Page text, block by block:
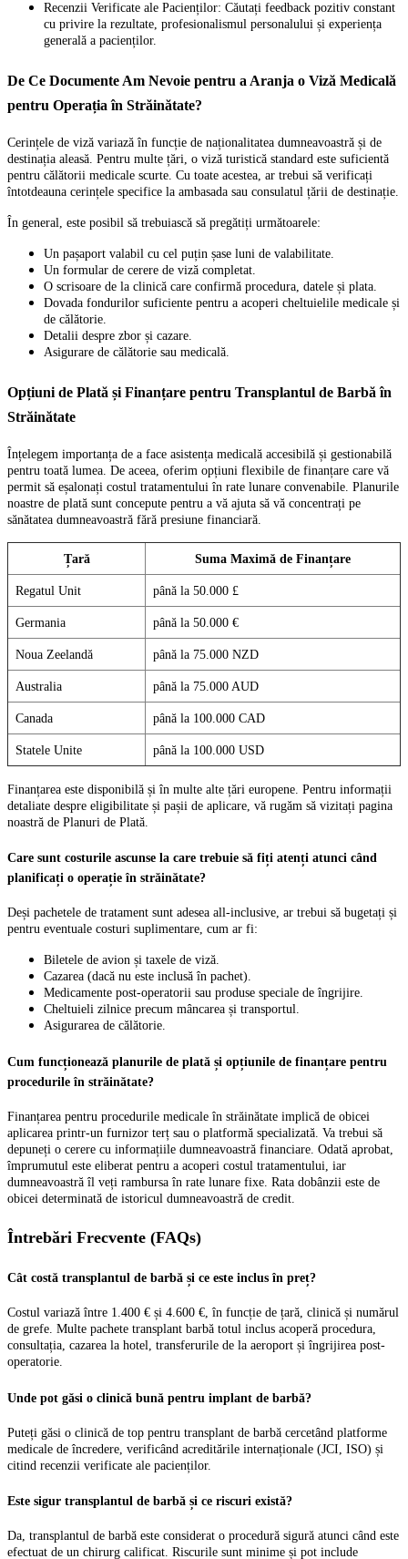
Recenzii Verificate ale Pacienților: Căutați feedback pozitiv constant
cu privire la rezultate, profesionalismul personalului și experiența
generală a pacienților.
De Ce Documente Am Nevoie pentru a Aranja o Viză Medicală
pentru Operația în Străinătate?
Cerințele de viză variază în funcție de naționalitatea dumneavoastră și de
destinația aleasă. Pentru multe țări, o viză turistică standard este suficientă
pentru călătorii medicale scurte. Cu toate acestea, ar trebui să verificați
întotdeauna cerințele specifice la ambasada sau consulatul țării de destinație.
În general, este posibil să trebuiască să pregătiți următoarele:
Un pașaport valabil cu cel puțin șase luni de valabilitate.
Un formular de cerere de viză completat.
O scrisoare de la clinică care confirmă procedura, datele și plata.
Dovada fondurilor suficiente pentru a acoperi cheltuielile medicale și
de călătorie.
Detalii despre zbor și cazare.
Asigurare de călătorie sau medicală.
Opțiuni de Plată și Finanțare pentru Transplantul de Barbă în
Străinătate
Înțelegem importanța de a face asistența medicală accesibilă și gestionabilă
pentru toată lumea. De aceea, oferim opțiuni flexibile de finanțare care vă
permit să eșalonați costul tratamentului în rate lunare convenabile. Planurile
noastre de plată sunt concepute pentru a vă ajuta să vă concentrați pe
sănătatea dumneavoastră fără presiune financiară.
Țară Suma Maximă de Finanțare
Regatul Unit până la 50.000 £
Germania până la 50.000 €
Noua Zeelandă până la 75.000 NZD
Australia până la 75.000 AUD
Canada până la 100.000 CAD
Statele Unite până la 100.000 USD
Finanțarea este disponibilă și în multe alte țări europene. Pentru informații
detaliate despre eligibilitate și pașii de aplicare, vă rugăm să vizitați pagina
noastră de Planuri de Plată.
Care sunt costurile ascunse la care trebuie să fiți atenți atunci când
planificați o operație în străinătate?
Deși pachetele de tratament sunt adesea all-inclusive, ar trebui să bugetați și
pentru eventuale costuri suplimentare, cum ar fi:
Biletele de avion și taxele de viză.
Cazarea (dacă nu este inclusă în pachet).
Medicamente post-operatorii sau produse speciale de îngrijire.
Cheltuieli zilnice precum mâncarea și transportul.
Asigurarea de călătorie.
Cum funcționează planurile de plată și opțiunile de finanțare pentru
procedurile în străinătate?
Finanțarea pentru procedurile medicale în străinătate implică de obicei
aplicarea printr-un furnizor terț sau o platformă specializată. Va trebui să
depuneți o cerere cu informațiile dumneavoastră financiare. Odată aprobat,
împrumutul este eliberat pentru a acoperi costul tratamentului, iar
dumneavoastră îl veți rambursa în rate lunare fixe. Rata dobânzii este de
obicei determinată de istoricul dumneavoastră de credit.
Întrebări Frecvente (FAQs)
Cât costă transplantul de barbă și ce este inclus în preț?
Costul variază între 1.400 € și 4.600 €, în funcție de țară, clinică și numărul
de grefe. Multe pachete transplant barbă totul inclus acoperă procedura,
consultația, cazarea la hotel, transferurile de la aeroport și îngrijirea post-
operatorie.
Unde pot găsi o clinică bună pentru implant de barbă?
Puteți găsi o clinică de top pentru transplant de barbă cercetând platforme
medicale de încredere, verificând acreditările internaționale (JCI, ISO) și
citind recenzii verificate ale pacienților.
Este sigur transplantul de barbă și ce riscuri există?
Da, transplantul de barbă este considerat o procedură sigură atunci când este
efectuat de un chirurg calificat. Riscurile sunt minime și pot include